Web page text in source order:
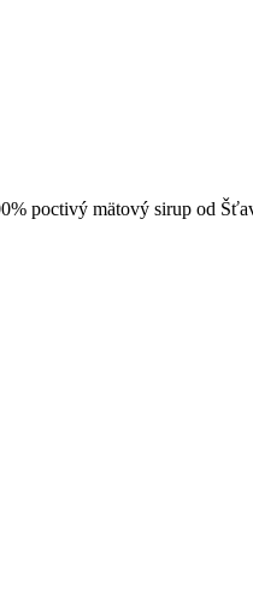
poctivý mätový sirup od